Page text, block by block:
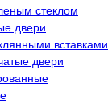
стеклом
двери
вставками
двери